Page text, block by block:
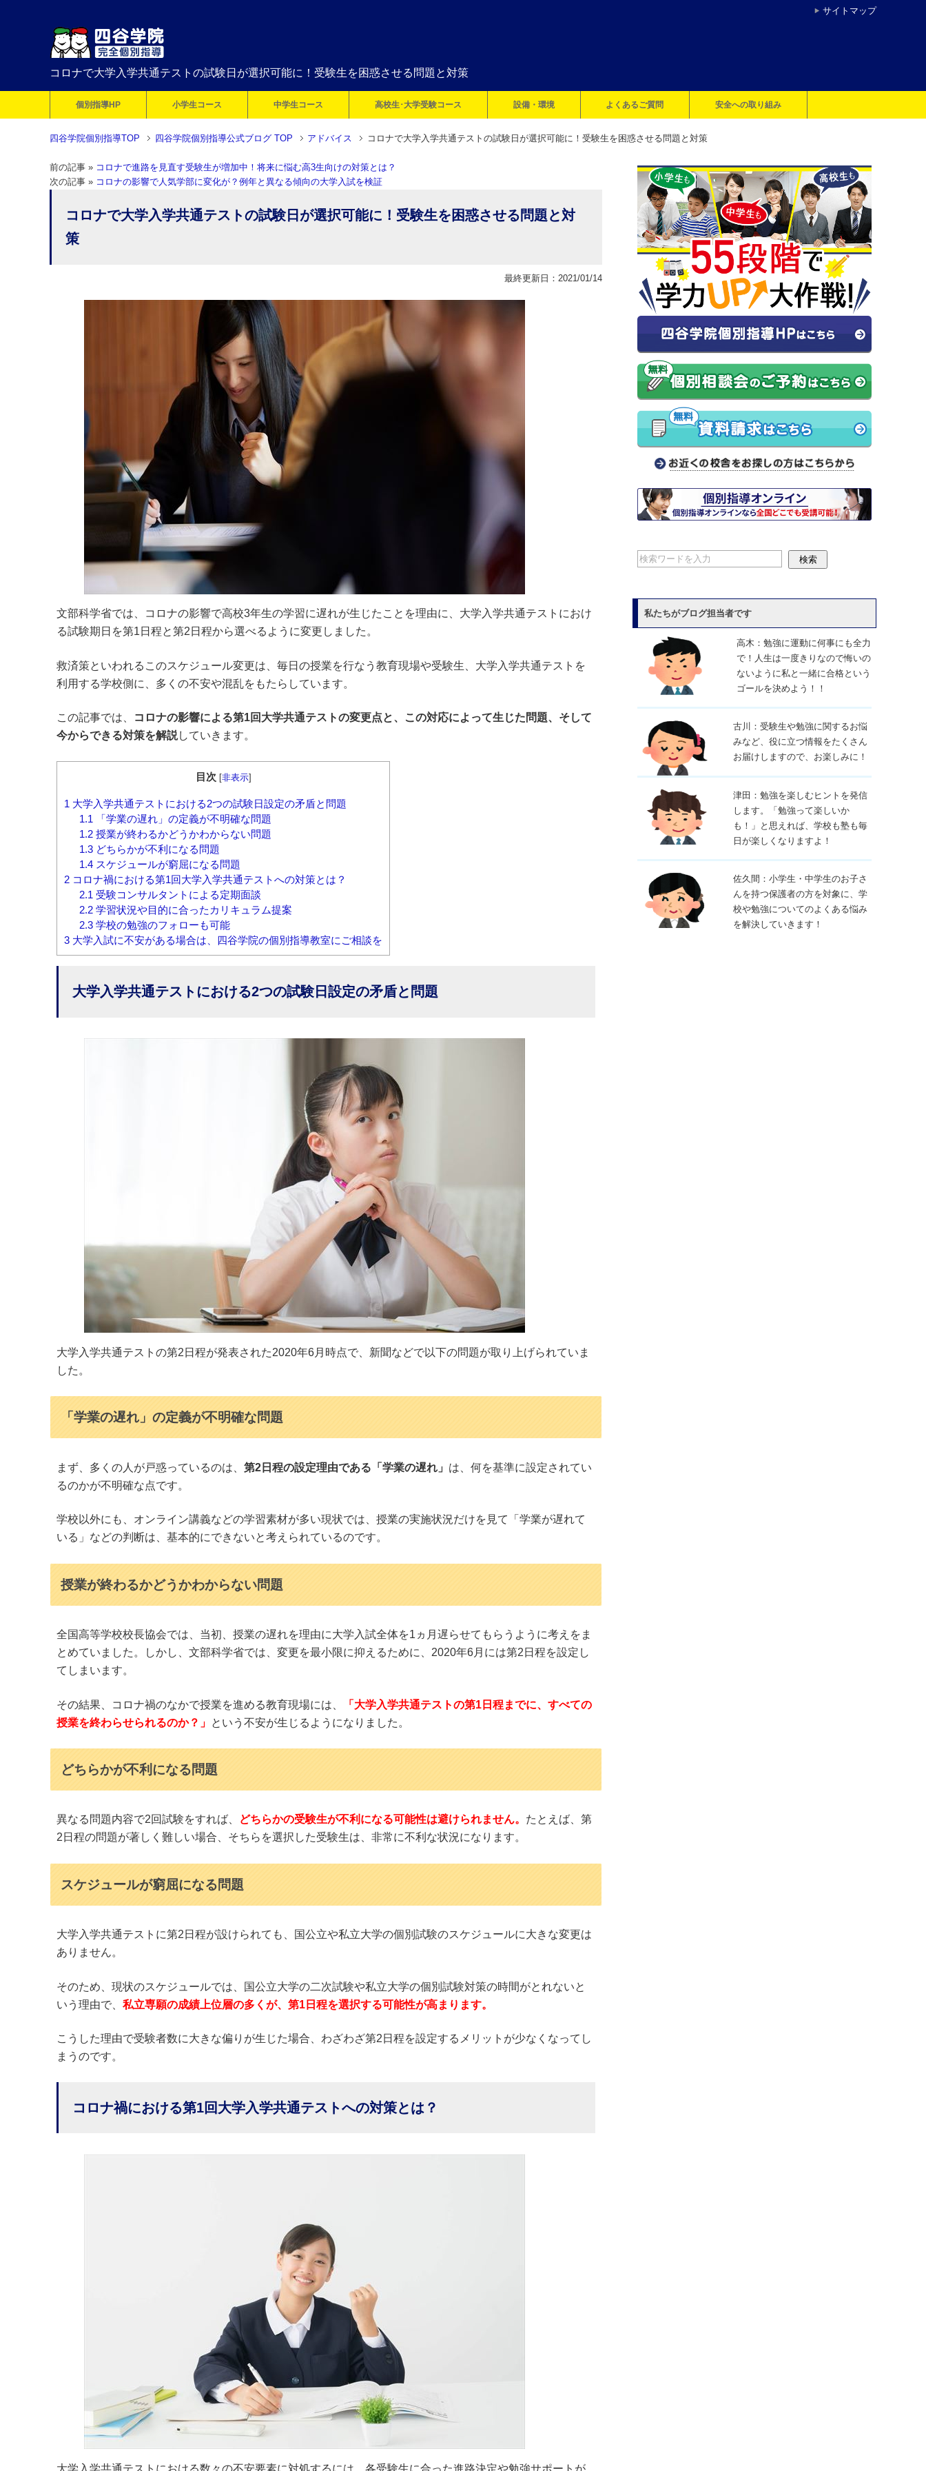
コロナで大学入学共通テストの試験日が選択可能に！受験生を困惑させる問題と対策
個別指導HP 小学生コース 中学生コース 高校生･大学受験コース 設備・環境 よくあるご質問 安全への取り組み
四谷学院個別指導TOP 四谷学院個別指導公式ブログ TOP アドバイス コロナで大学入学共通テストの試験日が選択可能に！受験生を困惑させる問題と対策
前の記事 » コロナで進路を見直す受験生が増加中！将来に悩む高3生向けの対策とは？
次の記事 » コロナの影響で人気学部に変化が？例年と異なる傾向の大学入試を検証
コロナで大学入学共通テストの試験日が選択可能に！受験生を困惑させる問題と対
策
最終更新日：2021/01/14
文部科学省では、コロナの影響で高校3年生の学習に遅れが生じたことを理由に、大学入学共通テストにおけ
る試験期日を第1日程と第2日程から選べるように変更しました。
救済策といわれるこのスケジュール変更は、毎日の授業を行なう教育現場や受験生、大学入学共通テストを
利用する学校側に、多くの不安や混乱をもたらしています。
この記事では、
コロナの影響による第1回大学共通テストの変更点と、この対応によって生じた問題、そして
今からできる対策を解説していきます。
目次 [非表示]
1 大学入学共通テストにおける2つの試験日設定の矛盾と問題
1.1 「学業の遅れ」の定義が不明確な問題
1.2 授業が終わるかどうかわからない問題
1.3 どちらかが不利になる問題
1.4 スケジュールが窮屈になる問題
2 コロナ禍における第1回大学入学共通テストへの対策とは？
2.1 受験コンサルタントによる定期面談
2.2 学習状況や目的に合ったカリキュラム提案
2.3 学校の勉強のフォローも可能
3 大学入試に不安がある場合は、四谷学院の個別指導教室にご相談を
大学入学共通テストにおける2つの試験日設定の矛盾と問題
大学入学共通テストの第2日程が発表された2020年6月時点で、新聞などで以下の問題が取り上げられていま
した。
「学業の遅れ」の定義が不明確な問題
まず、多くの人が戸惑っているのは、 第2日程の設定理由である「学業の遅れ」 は、何を基準に設定されてい
るのかが不明確な点です。
学校以外にも、オンライン講義などの学習素材が多い現状では、授業の実施状況だけを見て「学業が遅れて
いる」などの判断は、基本的にできないと考えられているのです。
授業が終わるかどうかわからない問題
全国高等学校校長協会では、当初、授業の遅れを理由に大学入試全体を1ヵ月遅らせてもらうように考えをま
とめていました。しかし、文部科学省では、変更を最小限に抑えるために、2020年6月には第2日程を設定し
てしまいます。
その結果、コロナ禍のなかで授業を進める教育現場には、
「大学入学共通テストの第1日程までに、すべての
授業を終わらせられるのか？」
という不安が生じるようになりました。
どちらかが不利になる問題
異なる問題内容で2回試験をすれば、 どちらかの受験生が不利になる可能性は避けられません。 たとえば、第
2日程の問題が著しく難しい場合、そちらを選択した受験生は、非常に不利な状況になります。
スケジュールが窮屈になる問題
大学入学共通テストに第2日程が設けられても、国公立や私立大学の個別試験のスケジュールに大きな変更は
ありません。
そのため、現状のスケジュールでは、国公立大学の二次試験や私立大学の個別試験対策の時間がとれないと
いう理由で、 私立専願の成績上位層の多くが、第1日程を選択する可能性が高まります。
こうした理由で受験者数に大きな偏りが生じた場合、わざわざ第2日程を設定するメリットが少なくなってし
まうのです。
コロナ禍における第1回大学入学共通テストへの対策とは？
大学入学共通テストにおける数々の不安要素に対処するには、各受験生に合った進路決定や勉強サポートが
私たちがブログ担当者です
高木：勉強に運動に何事にも全力
で！人生は一度きりなので悔いの
ないように私と一緒に合格という
ゴールを決めよう！！
古川：受験生や勉強に関するお悩
みなど、役に立つ情報をたくさん
お届けしますので、お楽しみに！
津田：勉強を楽しむヒントを発信
します。「勉強って楽しいか
も！」と思えれば、学校も塾も毎
日が楽しくなりますよ！
佐久間：小学生・中学生のお子さ
んを持つ保護者の方を対象に、学
校や勉強についてのよくある悩み
を解決していきます！
サイトマップ